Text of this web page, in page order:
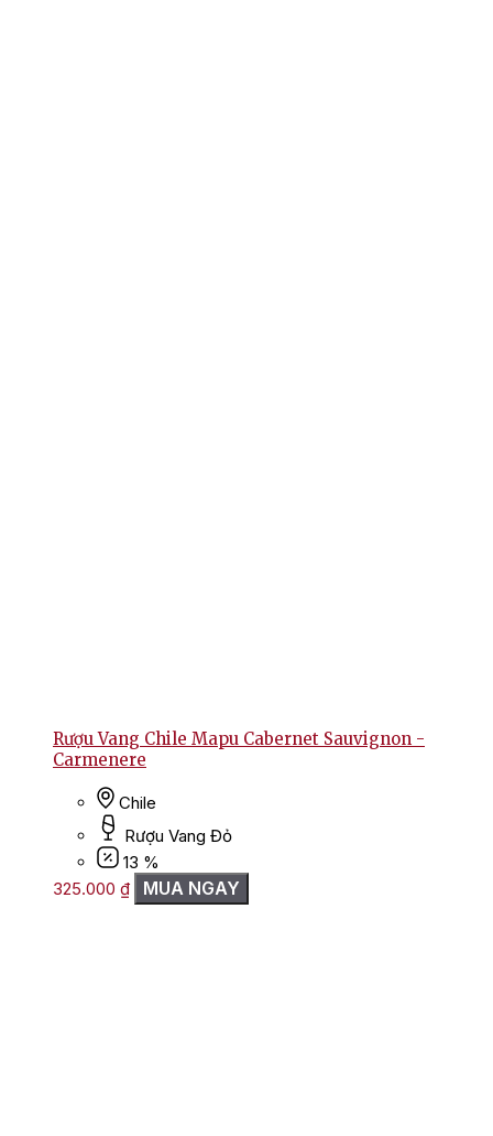
Rượu Vang Chile Mapu Cabernet Sauvignon -
Carmenere
Chile
Rượu Vang Đỏ
13 %
325.000 ₫ MUA NGAY